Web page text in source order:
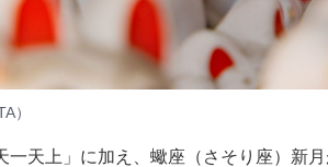
）
天上」に加え、蠍座（さそり座）新